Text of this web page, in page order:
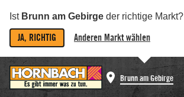
Ist Brunn am Gebirge der richtige Markt?
JA, RICHTIG Anderen Markt wählen
Brunn am Gebirge